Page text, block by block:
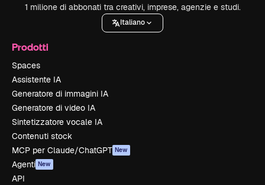
1 milione di abbonati tra creativi, imprese, agenzie e studi.
Italiano
Prodotti
Spaces
Assistente IA
Generatore di immagini IA
Generatore di video IA
Sintetizzatore vocale IA
Contenuti stock
MCP per Claude/ChatGPT New
Agenti New
API